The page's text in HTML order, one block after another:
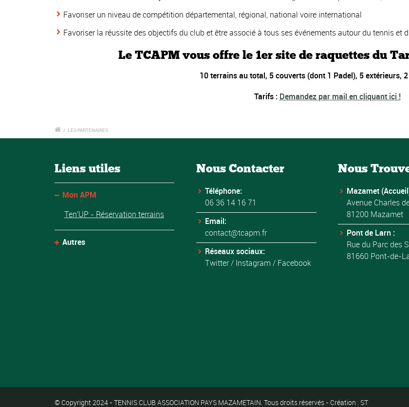
Favoriser un niveau de compétition départemental, régional, national voire international
Favoriser la réussite des objectifs du club et être associé à tous ses événements autour du tennis et
Le TCAPM vous offre le 1er site de raquettes du
10 terrains au total, 5 couverts (dont 1 Padel), 5 extérieurs,
Tarifs : Demandez par mail en cliquant ici !
/ LES PARTENAIRES
Liens utiles
Mon APM
Ten'UP - Réservation terrains
Autres
Nous Contacter
Téléphone:
06 36 14 16 71
Email:
contact@tcapm.fr
Réseaux sociaux:
Twitter/ Instagram / Facebook
Nous
Mazamet
Avenue Charles
81200 Mazamet
Pont de Larn :
Rue du Parc des
81660 Pont-de-
© Copyright 2024 - TENNIS CLUB ASSOCIATION PAYS MAZAMETAIN. Tous droits réservés - Création : ST